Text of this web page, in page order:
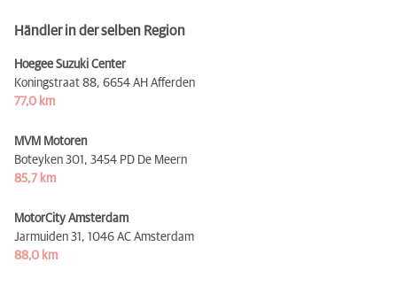
Händler in der selben Region
Hoegee Suzuki Center
Koningstraat 88, 6654 AH Afferden
77,0 km
MVM Motoren
Boteyken 301, 3454 PD De Meern
85,7 km
MotorCity Amsterdam
Jarmuiden 31, 1046 AC Amsterdam
88,0 km